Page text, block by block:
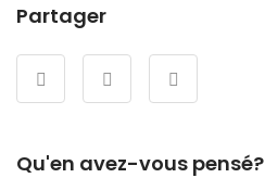
Partager
Qu'en avez-vous pensé?